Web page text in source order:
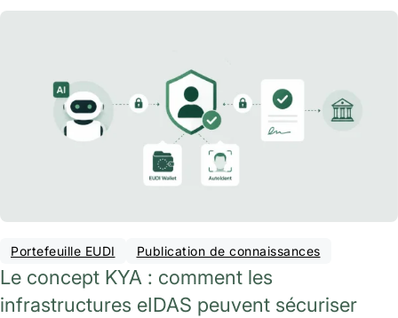
Portefeuille EUDI Publication de connaissances
Le concept KYA : comment les
infrastructures eIDAS peuvent sécuriser